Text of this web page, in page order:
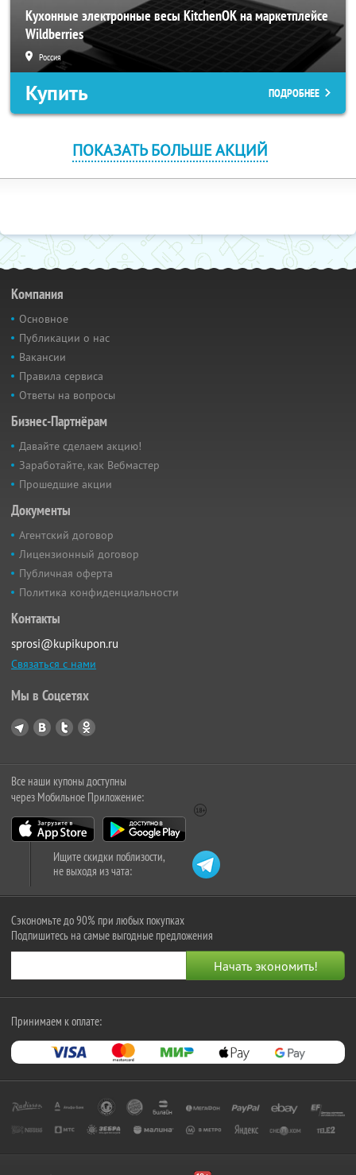
Кухонные электронные весы KitchenOK на маркетплейсе
Wildberries
Россия
Купить ПОДРОБНЕЕ
ПОКАЗАТЬ БОЛЬШЕ АКЦИЙ
Компания
Основное
Публикации о нас
Вакансии
Правила сервиса
Ответы на вопросы
Бизнес-Партнёрам
Давайте сделаем акцию!
Заработайте, как Вебмастер
Прошедшие акции
Документы
Агентский договор
Лицензионный договор
Публичная оферта
Политика конфиденциальности
Контакты
sprosi@kupikupon.ru
Связаться с нами
Мы в Соцсетях
Все наши купоны доступны
через Мобильное Приложение:
Ищите скидки поблизости,
не выходя из чата:
Сэкономьте до 90% при любых покупках
Подпишитесь на самые выгодные предложения
Принимаем к оплате: